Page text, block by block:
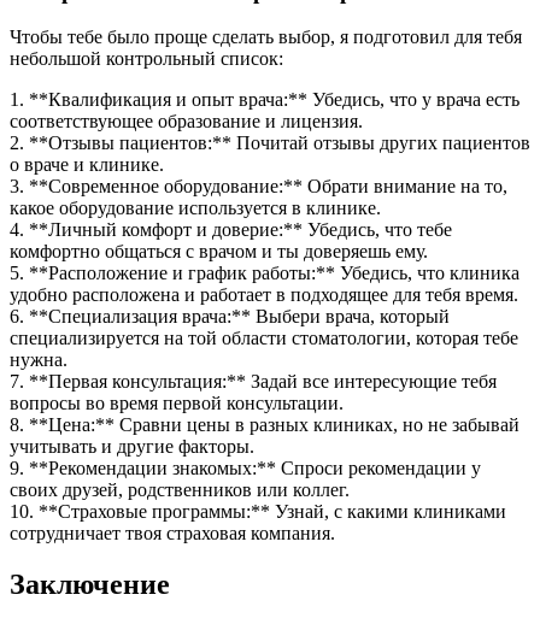
Чтобы тебе было проще сделать выбор, я подготовил для тебя
небольшой контрольный список:
1. **Квалификация и опыт врача:** Убедись, что у врача есть
соответствующее образование и лицензия.
2. **Отзывы пациентов:** Почитай отзывы других пациентов
о враче и клинике.
3. **Современное оборудование:** Обрати внимание на то,
какое оборудование используется в клинике.
4. **Личный комфорт и доверие:** Убедись, что тебе
комфортно общаться с врачом и ты доверяешь ему.
5. **Расположение и график работы:** Убедись, что клиника
удобно расположена и работает в подходящее для тебя время.
6. **Специализация врача:** Выбери врача, который
специализируется на той области стоматологии, которая тебе
нужна.
7. **Первая консультация:** Задай все интересующие тебя
вопросы во время первой консультации.
8. **Цена:** Сравни цены в разных клиниках, но не забывай
учитывать и другие факторы.
9. **Рекомендации знакомых:** Спроси рекомендации у
своих друзей, родственников или коллег.
10. **Страховые программы:** Узнай, с какими клиниками
сотрудничает твоя страховая компания.
Заключение